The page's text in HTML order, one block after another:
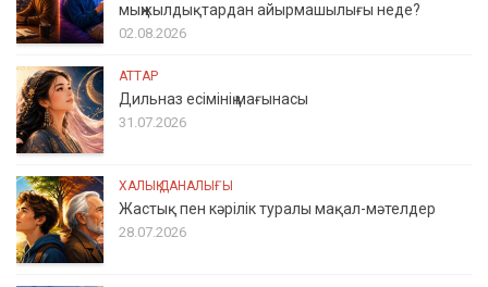
мыңжылдықтардан айырмашылығы неде?
02.08.2026
АТТАР
Дильназ есімінің мағынасы
31.07.2026
ХАЛЫҚ ДАНАЛЫҒЫ
Жастық пен кәрілік туралы мақал-мәтелдер
28.07.2026